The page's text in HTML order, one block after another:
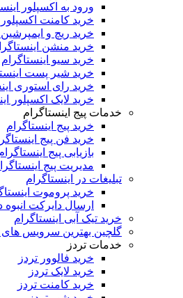
ورود به اکسپلور
خرید کامنت اکسپلور
خرید ریچ و ایمپرشین
خرید منشن
خرید سیو اینستاگرام
خرید شیر پست
خرید رای استوری
خرید لایک اکسپلور
خدمات پیج اینستاگرام
خرید پیج اینستاگرام
خرید فن پیج
بازیابی پیج
مدیریت پیج
تبلیغات در اینستاگرام
خرید پروموت
ارسال دایرکت انبوه
خرید تیک آبی اینستاگرام
گلچین بهترین سرویس های
خدمات تردز
خرید فالوور تردز
خرید لایک تردز
خرید کامنت تردز